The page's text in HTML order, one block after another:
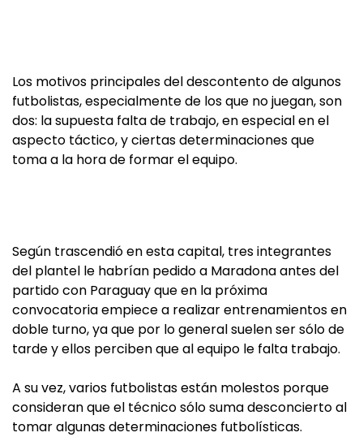
Los motivos principales del descontento de algunos
futbolistas, especialmente de los que no juegan, son
dos: la supuesta falta de trabajo, en especial en el
aspecto táctico, y ciertas determinaciones que
toma a la hora de formar el equipo.
Según trascendió en esta capital, tres integrantes
del plantel le habrían pedido a Maradona antes del
partido con Paraguay que en la próxima
convocatoria empiece a realizar entrenamientos en
doble turno, ya que por lo general suelen ser sólo de
tarde y ellos perciben que al equipo le falta trabajo.
A su vez, varios futbolistas están molestos porque
consideran que el técnico sólo suma desconcierto al
tomar algunas determinaciones futbolísticas.